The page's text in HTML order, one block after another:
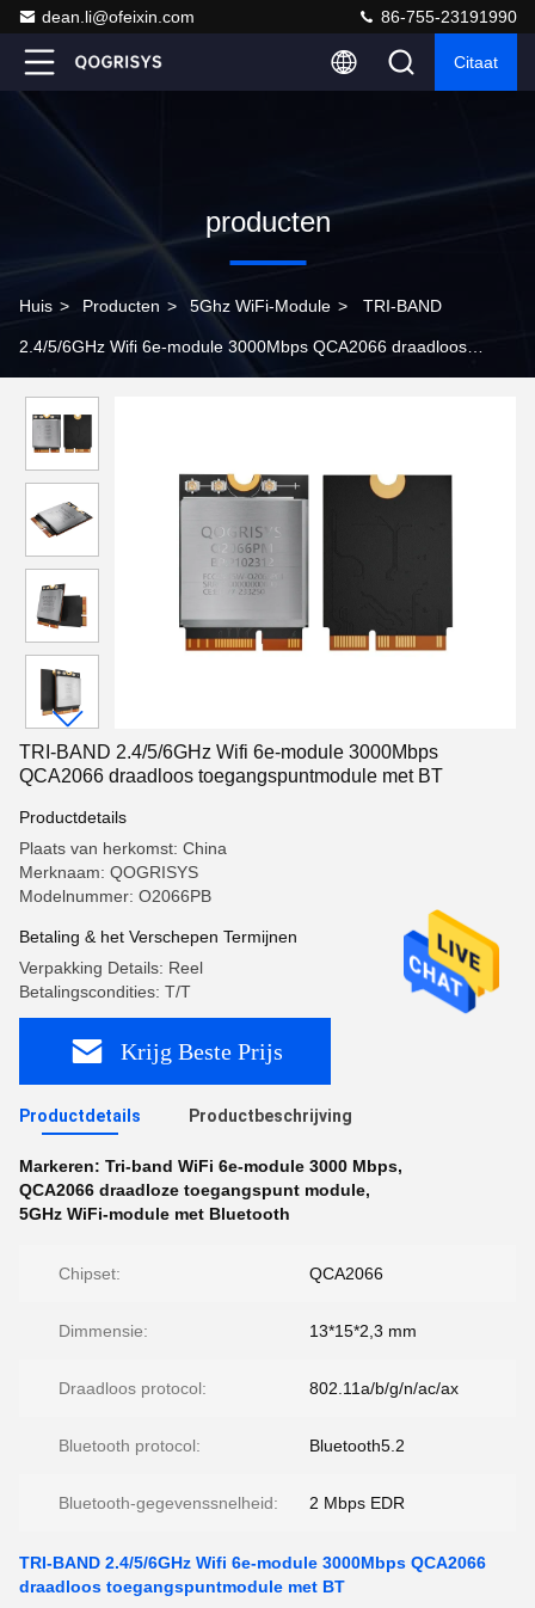
dean.li@ofeixin.com 86-755-23191990
Citaat
producten
Huis > Producten > 5Ghz WiFi-Module > TRI-BAND
2.4/5/6GHz Wifi 6e-module 3000Mbps QCA2066 draadloos
TRI-BAND 2.4/5/6GHz Wifi 6e-module 3000Mbps
QCA2066 draadloos toegangspuntmodule met BT
Productdetails
Plaats van herkomst: China
Merknaam: QOGRISYS
Modelnummer: O2066PB
Betaling & het Verschepen Termijnen
Verpakking Details: Reel
Betalingscondities: T/T
Krijg Beste Prijs
Productdetails Productbeschrijving
Markeren: Tri-band WiFi 6e-module 3000 Mbps,
QCA2066 draadloze toegangspunt module,
5GHz WiFi-module met Bluetooth
Chipset: QCA2066
Dimmensie: 13*15*2,3 mm
Draadloos protocol: 802.11a/b/g/n/ac/ax
Bluetooth protocol: Bluetooth5.2
Bluetooth-gegevenssnelheid: 2 Mbps EDR
TRI-BAND 2.4/5/6GHz Wifi 6e-module 3000Mbps QCA2066
draadloos toegangspuntmodule met BT